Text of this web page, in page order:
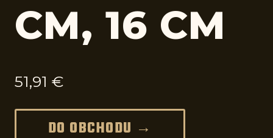
CM, 16 CM
51,91 €
DO OBCHODU →